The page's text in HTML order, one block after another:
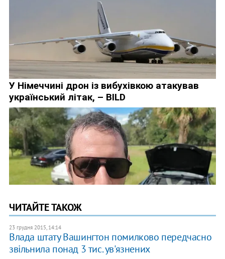
ЧИТАЙТЕ ТАКОЖ
23 грудня 2015, 14:14
Влада штату Вашингтон помилково передчасно
звільнила понад 3 тис. ув'язнених